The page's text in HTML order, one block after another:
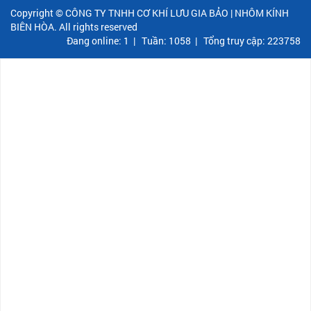
Copyright © CÔNG TY TNHH CƠ KHÍ LƯU GIA BẢO | NHÔM KÍNH
BIÊN HÒA. All rights reserved
Đang online: 1 | Tuần: 1058 | Tổng truy cập: 223758